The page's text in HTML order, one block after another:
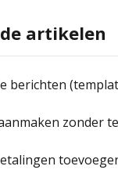
artikelen
berichten
zonder